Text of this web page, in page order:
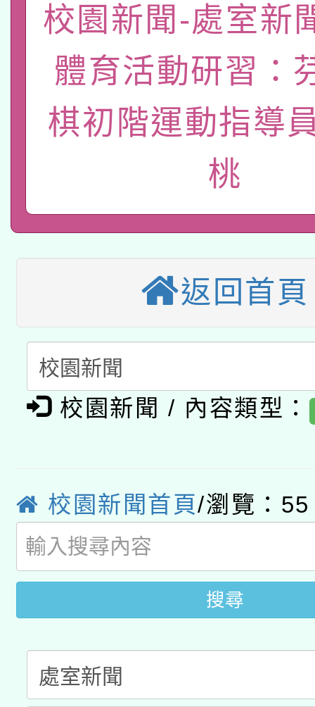
「數位內容與教學軟體
pilot」
有關大陸委員會函釋公
薪期間赴陸應申請許可
轉知經濟部水利署委託
業技術研究院辦理「
用水績優單位及節水達
115年8月22日(星期六
桃園市孔廟祈福系列
2026年桃園地景藝術
本校115學年度第2次
招甄選結果公告(無人
適應運動共學行動站研
本館辦理115年度閱讀
暨閱讀推動專業研習
科技賦能─人工智慧
礎課程
A3數位素養講師名單
「數位內容與教學軟體
pilot」
有關大陸委員會函釋公
用水績優單位及節水達
動」
桃園市孔廟祈福系列
開 智慧啟航」
2026年桃園地景藝術
校園新聞-處室新
體育活動研習：
棋初階運動指導
桃
返回首頁
校園新聞 / 內容類型：
校園新聞首頁/瀏覽：55
搜尋